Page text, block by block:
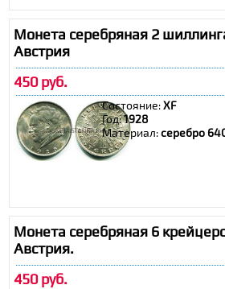
Монета серебряная 2
Австрия
450 руб.
Состояние:XF
Год:1928
Материал:серебро
Монета серебряная 6
Австрия.
450 руб.